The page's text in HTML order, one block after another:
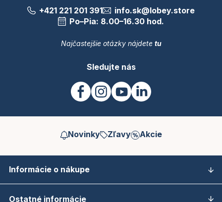
+421 221 201 391
info.sk@lobey.store
Po–Pia: 8.00–16.30 hod.
Najčastejšie otázky nájdete tu
Sledujte nás
Novinky Zľavy Akcie
Informácie o nákupe
Ostatné informácie